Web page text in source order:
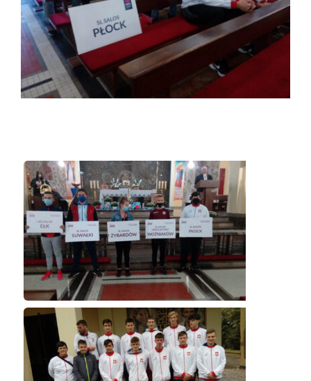
Grupy parafialne
Wspólnoty
Kancelaria
Kontakt